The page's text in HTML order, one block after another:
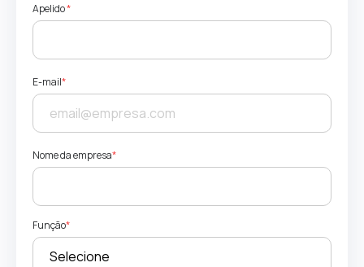
Apelido*
E-mail*
Nome da empresa*
Função*